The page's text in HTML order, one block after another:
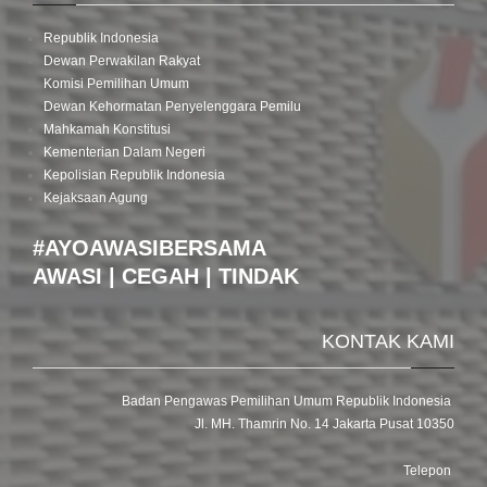
Republik Indonesia
Dewan Perwakilan Rakyat
Komisi Pemilihan Umum
Dewan Kehormatan Penyelenggara Pemilu
Mahkamah Konstitusi
Kementerian Dalam Negeri
Kepolisian Republik Indonesia
Kejaksaan Agung
#AYOAWASIBERSAMA
AWASI | CEGAH | TINDAK
KONTAK KAMI
Badan Pengawas Pemilihan Umum Republik Indonesia
Jl. MH. Thamrin No. 14 Jakarta Pusat 10350
Telepon